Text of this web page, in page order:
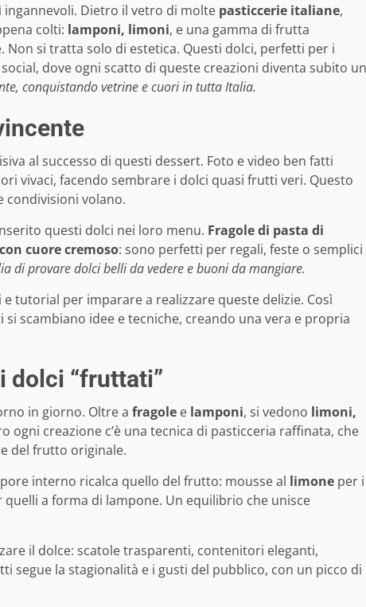
Dietro il vetro di molte pasticcerie italiane,
colti: lamponi, limoni, e una gamma di frutta
si tratta solo di estetica. Questi dolci, perfetti per i
dove ogni scatto di queste creazioni diventa subito un
conquistando vetrine e cuori in tutta Italia.
al successo di questi dessert. Foto e video ben fatti
vivaci, facendo sembrare i dolci quasi frutti veri. Questo
condivisioni volano.
questi dolci nei loro menu. Fragole di pasta di
cuore cremoso: sono perfetti per regali, feste o semplici
di provare dolci belli da vedere e buoni da mangiare.
tutorial per imparare a realizzare queste delizie. Così
scambiano idee e tecniche, creando una vera e propria
dolci “fruttati”
in giorno. Oltre a fragole e lamponi, si vedono limoni,
ogni creazione c’è una tecnica di pasticceria raffinata, che
del frutto originale.
interno ricalca quello del frutto: mousse al limone per i
quelli a forma di lampone. Un equilibrio che unisce
il dolce: scatole trasparenti, contenitori eleganti,
segue la stagionalità e i gusti del pubblico, con un picco di